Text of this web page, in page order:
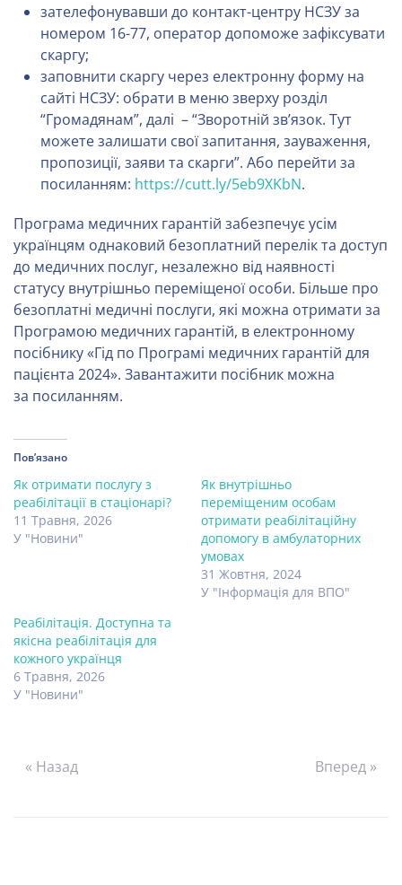
зателефонувавши до контакт-центру НСЗУ за
номером 16-77, оператор допоможе зафіксувати
скаргу;
заповнити скаргу через електронну форму на
сайті НСЗУ: обрати в меню зверху розділ
“Громадянам”, далі – “Зворотній зв’язок. Тут
можете залишати свої запитання, зауваження,
пропозиції, заяви та скарги”. Або перейти за
посиланням: https://cutt.ly/5eb9XKbN.
Програма медичних гарантій забезпечує усім
українцям однаковий безоплатний перелік та доступ
до медичних послуг, незалежно від наявності
статусу внутрішньо переміщеної особи. Більше про
безоплатні медичні послуги, які можна отримати за
Програмою медичних гарантій, в електронному
посібнику «Гід по Програмі медичних гарантій для
пацієнта 2024». Завантажити посібник можна
за посиланням.
Пов’язано
Як отримати послугу з
реабілітації в стаціонарі?
11 Травня, 2026
У "Новини"
Як внутрішньо
переміщеним особам
отримати реабілітаційну
допомогу в амбулаторних
умовах
31 Жовтня, 2024
У "Інформація для ВПО"
Реабілітація. Доступна та
якісна реабілітація для
кожного українця
6 Травня, 2026
У "Новини"
« Назад Вперед »